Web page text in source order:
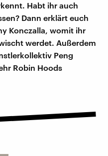
Habt ihr auch
Dann erklärt euch
Konczalla, womit ihr
werdet. Außerdem
Peng
Robin Hoods